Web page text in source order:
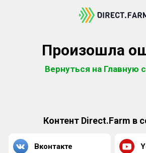
Произошла
Вернуться на Главную
Контент Direct.Farm в
Вконтакте